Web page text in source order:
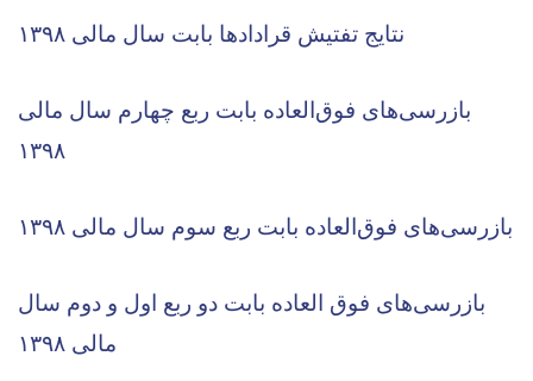
نتایج تفتیش قرادادها بابت سال مالی ۱۳۹۸
بازرسی‌های فوق‌العاده بابت ربع چهارم سال مالی
۱۳۹۸
بازرسی‌های فوق‌العاده بابت ربع سوم سال مالی ۱۳۹۸
بازرسی‌های فوق العاده بابت دو ربع اول و دوم سال
مالی ۱۳۹۸